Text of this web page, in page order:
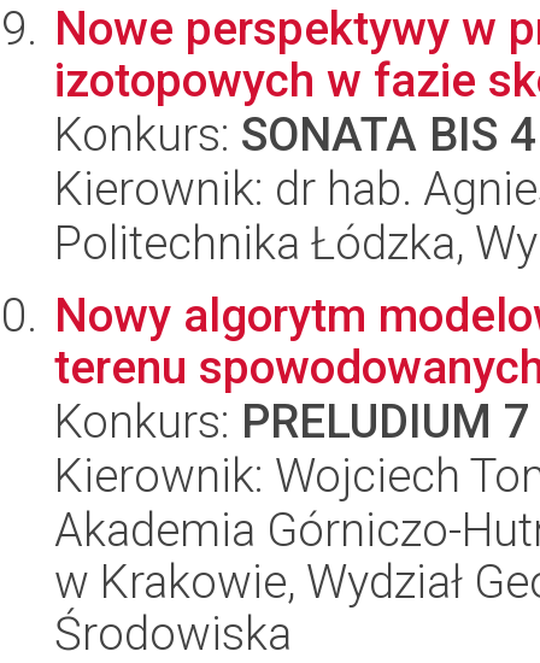
Nowe perspektywy w
izotopowych w fazie
Konkurs: SONATA BIS 4
Kierownik: dr hab.
Politechnika Łódzka,
Nowy algorytm
terenu
Konkurs: PRELUDIUM 7
Kierownik: Wojciech
Akademia Górniczo-
w Krakowie, Wydział
Środowiska